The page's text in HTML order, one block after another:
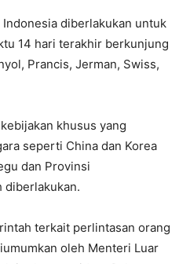
diberlakukan untuk
14 hari terakhir berkunjung
Prancis, Jerman, Swiss,
khusus yang
seperti China dan Korea
dan Provinsi
diberlakukan.
terkait perlintasan orang
oleh Menteri Luar